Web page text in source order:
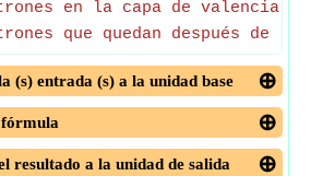
en la capa de valencia
que quedan después de la
(s) entrada (s) a la unidad base
resultado a la unidad de salida